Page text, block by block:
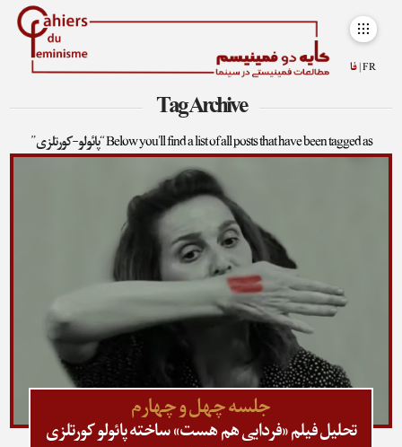
FR | فا
Tag Archive
Below you'll find a list of all posts that have been tagged as“پائولو-کورتلزی”
جلسه چهل و چهارم
تحلیل فیلم «فردایی هم هست» ساخته پائولو کورتلزی